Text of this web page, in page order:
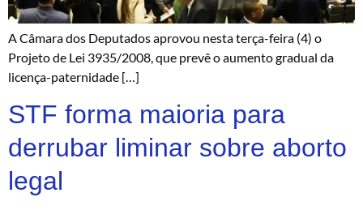
A Câmara dos Deputados aprovou nesta terça-feira (4) o
Projeto de Lei 3935/2008, que prevê o aumento gradual da
licença-paternidade […]
STF forma maioria para
derrubar liminar sobre aborto
legal